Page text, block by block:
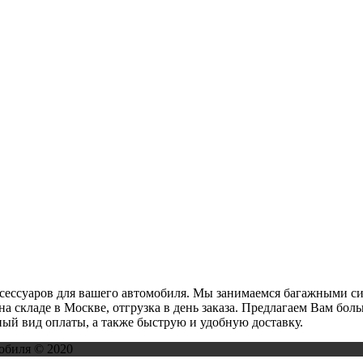
для вашего автомобиля. Мы занимаемся багажными
складе в Москве, отгрузка в день заказа. Предлагаем Вам
вид оплаты, а также быструю и удобную доставку.
© 2020